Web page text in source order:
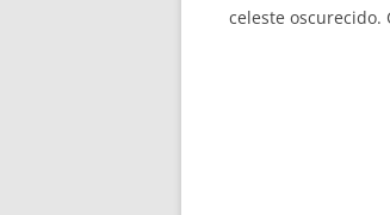
celeste oscurecido.